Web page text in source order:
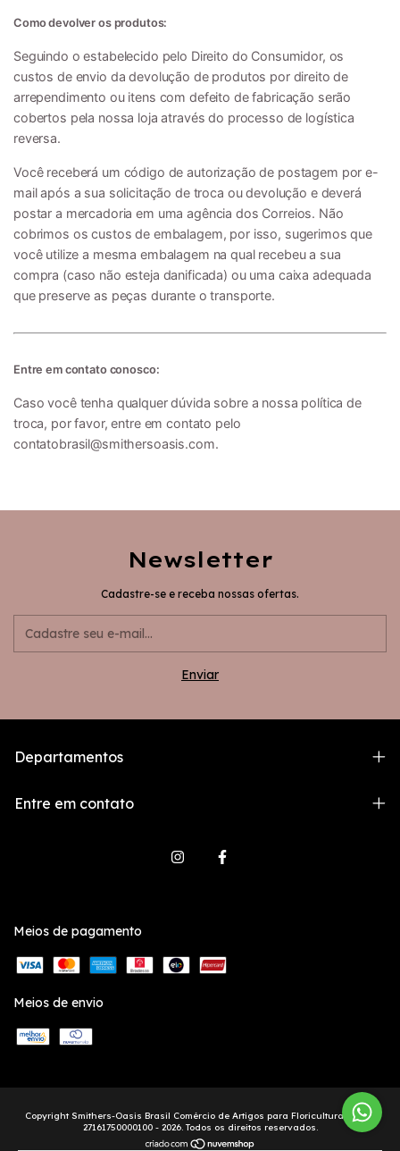
Como devolver os produtos:
Seguindo o estabelecido pelo Direito do Consumidor, os
custos de envio da devolução de produtos por direito de
arrependimento ou itens com defeito de fabricação serão
cobertos pela nossa loja através do processo de logística
reversa.
Você receberá um código de autorização de postagem por e-
mail após a sua solicitação de troca ou devolução e deverá
postar a mercadoria em uma agência dos Correios. Não
cobrimos os custos de embalagem, por isso, sugerimos que
você utilize a mesma embalagem na qual recebeu a sua
compra (caso não esteja danificada) ou uma caixa adequada
que preserve as peças durante o transporte.
Entre em contato conosco:
Caso você tenha qualquer dúvida sobre a nossa política de
troca, por favor, entre em contato pelo
contatobrasil@smithersoasis.com.
Newsletter
Cadastre-se e receba nossas ofertas.
Departamentos
Entre em contato
Meios de pagamento
Meios de envio
Copyright Smithers-Oasis Brasil Comércio de Artigos para Floricultura Ltda. -
27161750000100 - 2026. Todos os direitos reservados.